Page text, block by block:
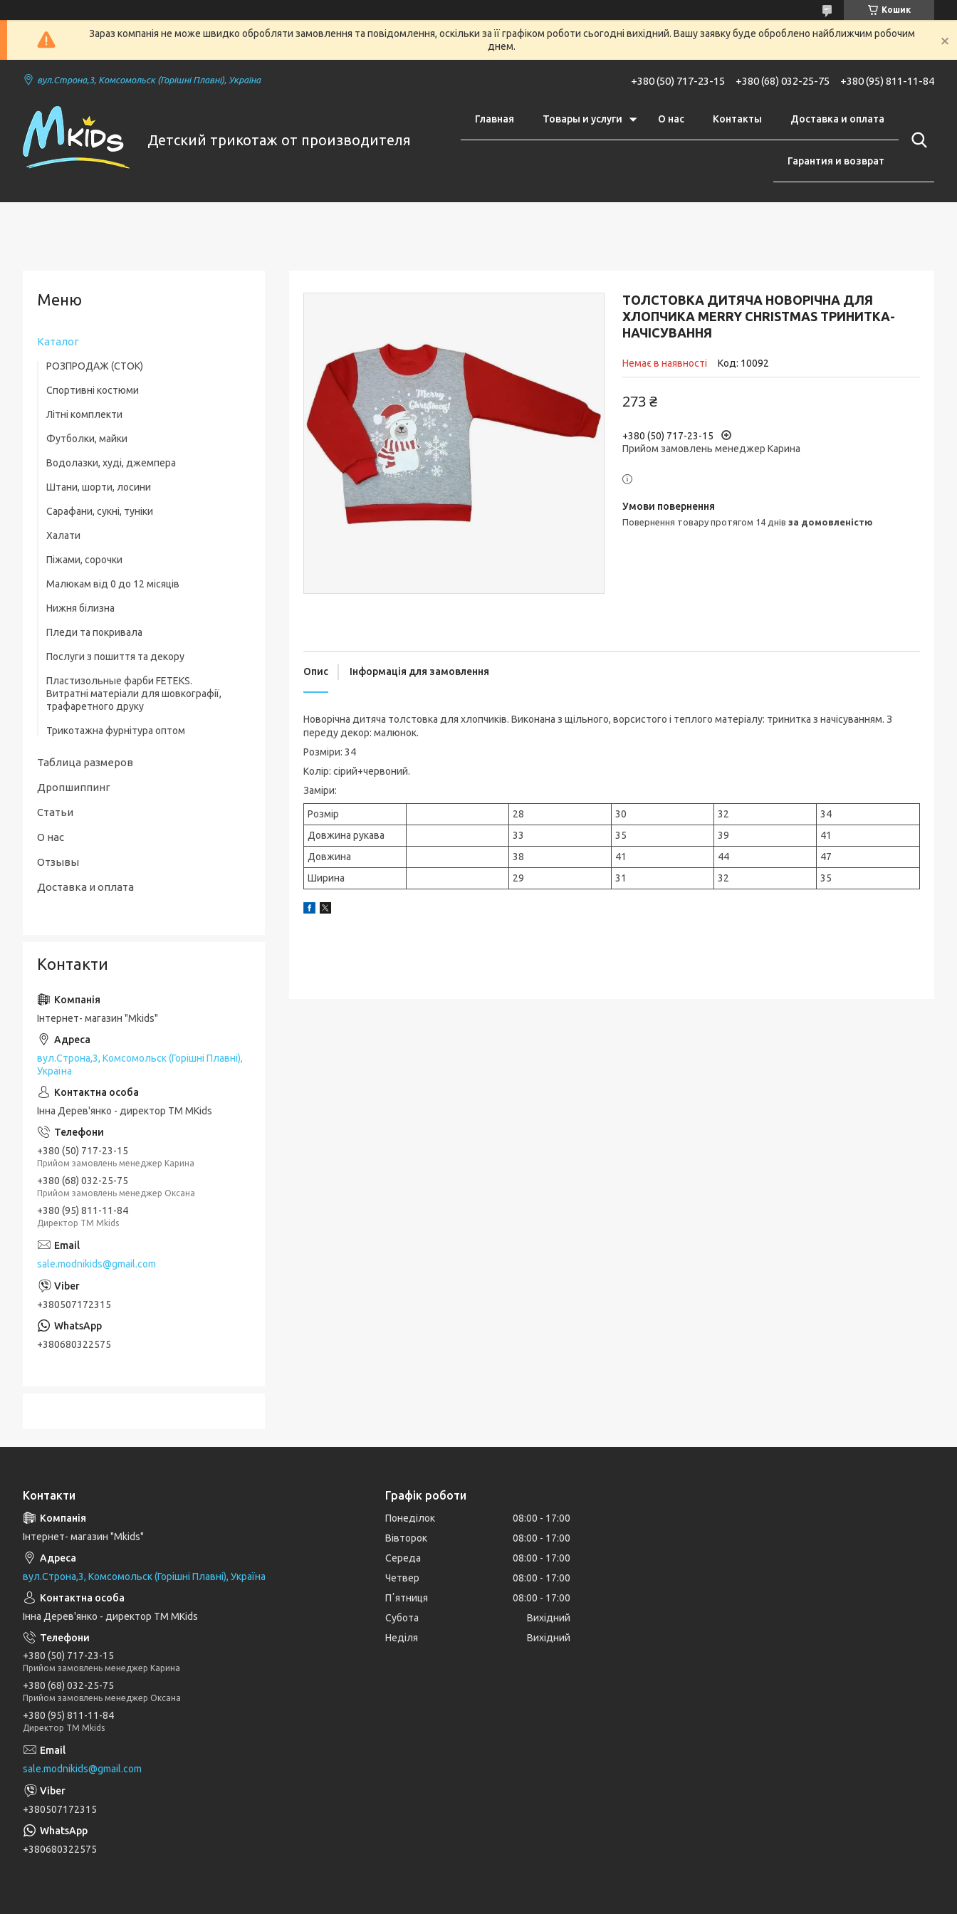
Кошик
Зараз компанія не може швидко обробляти замовлення та повідомлення, оскільки за її графіком роботи сьогодні вихідний. Вашу заявку буде оброблено найближчим робочим
днем.
вул.Строна,3, Комсомольск (Горішні Плавні), Україна +380 (50) 717-23-15 +380 (68) 032-25-75 +380 (95) 811-11-84
Детский трикотаж от производителя
Главная Товары и услуги О нас Контакты Доставка и оплата
Гарантия и возврат
ТОЛСТОВКА ДИТЯЧА НОВОРІЧНА ДЛЯ
ХЛОПЧИКА MERRY CHRISTMAS ТРИНИТКА-
НАЧІСУВАННЯ
Немає в наявності Код: 10092
273 ₴
+380 (50) 717-23-15
Прийом замовлень менеджер Карина
повернення товару протягом 14 днів за домовленістю
Опис Інформація для замовлення
Новорічна дитяча толстовка для хлопчиків. Виконана з щільного, ворсистого і теплого матеріалу: тринитка з начісуванням. З
переду декор: малюнок.
Розміри: 34
Колір: сірий+червоний.
Заміри:
Розмір 28 30 32
34
Довжина рукава
33 35 39
41
Довжина
38 41 44
47
Ширина
29 31 32 35
Каталог
РОЗПРОДАЖ (СТОК)
Футболки
Літні комплекти
Шорти, бріджі, треси
Малюки
Водолазки, худі, джемпера
Костюми
Спортивні костюми
Хлопчикам
Дівчаткам
Літні комплекти
Хлопчикам
Дівчаткам
Футболки, майки
Хлопчикам
Дівчаткам
Водолазки, худі, джемпера
Хлопчикам
Дівчаткам
Штани, шорти, лосини
Спортивні штани та підштанці
Шорти, Бриджі
Лосини, легінси, треси
Сарафани, сукні, туніки
Халати
Піжами, сорочки
Хлопчикам
Дівчаткам
Малюкам від 0 до 12 місяців
Боді для малюків
Комбінезони, сліпи
Ясельні костюми та комплекти
Пісочники, напівкомбінезони
Дитячі сорочечки, кофточки та повзуни
Нижня білизна
Пледи та покривала
Послуги з пошиття та декору
Пластизольные фарби FETEKS.
Витратні матеріали для шовкографії,
трафаретного друку
Трикотажна фурнітура оптом
Таблица размеров
Дропшиппинг
Статьи
О нас
Отзывы
Доставка и оплата
Контакти
Інтернет- магазин "Mkids"
вул.Строна,3, Комсомольск (Горішні Плавні),
Україна
Інна Дерев'янко - директор TM MKids
+380 (50) 717-23-15
Прийом замовлень менеджер Карина
+380 (68) 032-25-75
Прийом замовлень менеджер Оксана
+380 (95) 811-11-84
Директор ТМ Mkids
sale.modnikids@gmail.com
+380507172315
+380680322575
Контакти
Інтернет- магазин "Mkids"
вул.Строна,3, Комсомольск (Горішні Плавні), Україна
Інна Дерев'янко - директор TM MKids
+380 (50) 717-23-15
Прийом замовлень менеджер Карина
+380 (68) 032-25-75
Прийом замовлень менеджер Оксана
+380 (95) 811-11-84
Директор ТМ Mkids
sale.modnikids@gmail.com
+380507172315
+380680322575
Графік роботи
Понеділок 08:00
17:00
Вівторок
08:00
17:00
Середа
08:00
17:00
Четвер
08:00
17:00
Пʼятниця
08:00
17:00
Субота
Вихідний
Неділя
Вихідний